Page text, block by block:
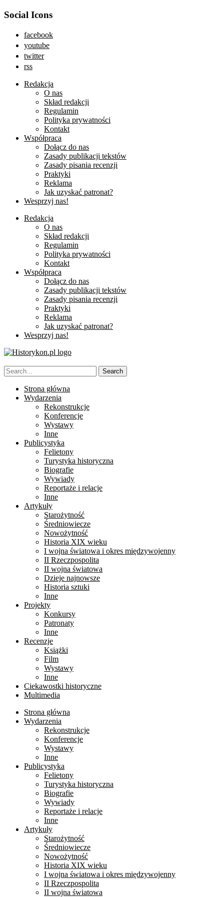
Social Icons
facebook
youtube
twitter
rss
Redakcja
O nas
Skład redakcji
Regulamin
Polityka prywatności
Kontakt
Współpraca
Dołącz do nas
Zasady publikacji tekstów
Zasady pisania recenzji
Praktyki
Reklama
Jak uzyskać patronat?
Wesprzyj nas!
Redakcja
O nas
Skład redakcji
Regulamin
Polityka prywatności
Kontakt
Współpraca
Dołącz do nas
Zasady publikacji tekstów
Zasady pisania recenzji
Praktyki
Reklama
Jak uzyskać patronat?
Wesprzyj nas!
Strona główna
Wydarzenia
Rekonstrukcje
Konferencje
Wystawy
Inne
Publicystyka
Felietony
Turystyka historyczna
Biografie
Wywiady
Reportaże i relacje
Inne
Artykuły
Starożytność
Średniowiecze
Nowożytność
Historia XIX wieku
I wojna światowa i okres międzywojenny
II Rzeczpospolita
II wojna światowa
Dzieje najnowsze
Historia sztuki
Inne
Projekty
Konkursy
Patronaty
Inne
Recenzje
Książki
Film
Wystawy
Inne
Ciekawostki historyczne
Multimedia
Strona główna
Wydarzenia
Rekonstrukcje
Konferencje
Wystawy
Inne
Publicystyka
Felietony
Turystyka historyczna
Biografie
Wywiady
Reportaże i relacje
Inne
Artykuły
Starożytność
Średniowiecze
Nowożytność
Historia XIX wieku
I wojna światowa i okres międzywojenny
II Rzeczpospolita
II wojna światowa